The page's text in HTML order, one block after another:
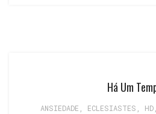
Há Um
ANSIEDADE ECLESIASTES HD